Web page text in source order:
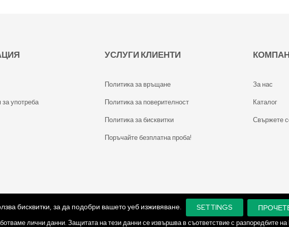
употреба
УСЛУГИ КЛИЕНТИ
Политика за връщане
Политика за поверителност
Политика за бисквитки
Поръчайте безплатна проба!
За нас
Каталог
Свържете
бисквитки, за да подобри вашето уеб изживяване. SETTINGS
лични данни. Защитата на тези данни се извършва в съответствие с разпоредбите